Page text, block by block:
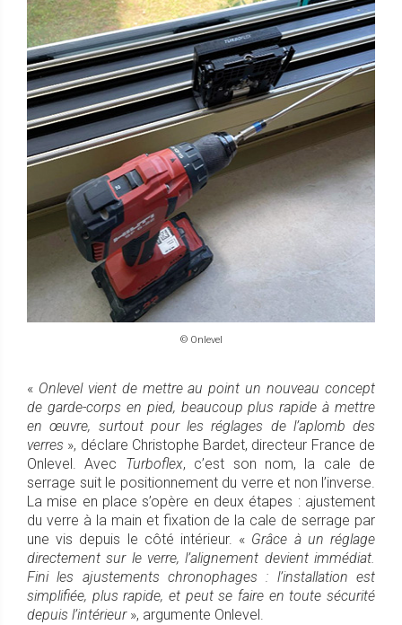
© Onlevel
« Onlevel vient de mettre au point un nouveau concept
de garde-corps en pied, beaucoup plus rapide à mettre
en œuvre, surtout pour les réglages de l’aplomb des
verres », déclare Christophe Bardet, directeur France de
Onlevel. Avec Turboflex, c’est son nom, la cale de
serrage suit le positionnement du verre et non l’inverse.
La mise en place s’opère en deux étapes : ajustement
du verre à la main et fixation de la cale de serrage par
une vis depuis le côté intérieur. « Grâce à un réglage
directement sur le verre, l’alignement devient immédiat.
Fini les ajustements chronophages : l’installation est
simplifiée, plus rapide, et peut se faire en toute sécurité
depuis l’intérieur», argumente Onlevel.